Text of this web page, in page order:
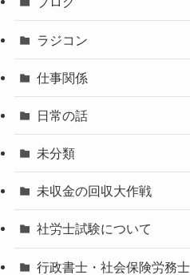
ラジコン
仕事関係
日常の話
未分類
未収金の回収大作戦
社労士試験について
行政書士・社会保険労務